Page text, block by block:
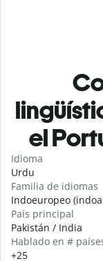
el
Idioma
Urdu
Familia de idiomas
Indoeuropeo
País principal
Pakistán / India
Hablado en #
+25